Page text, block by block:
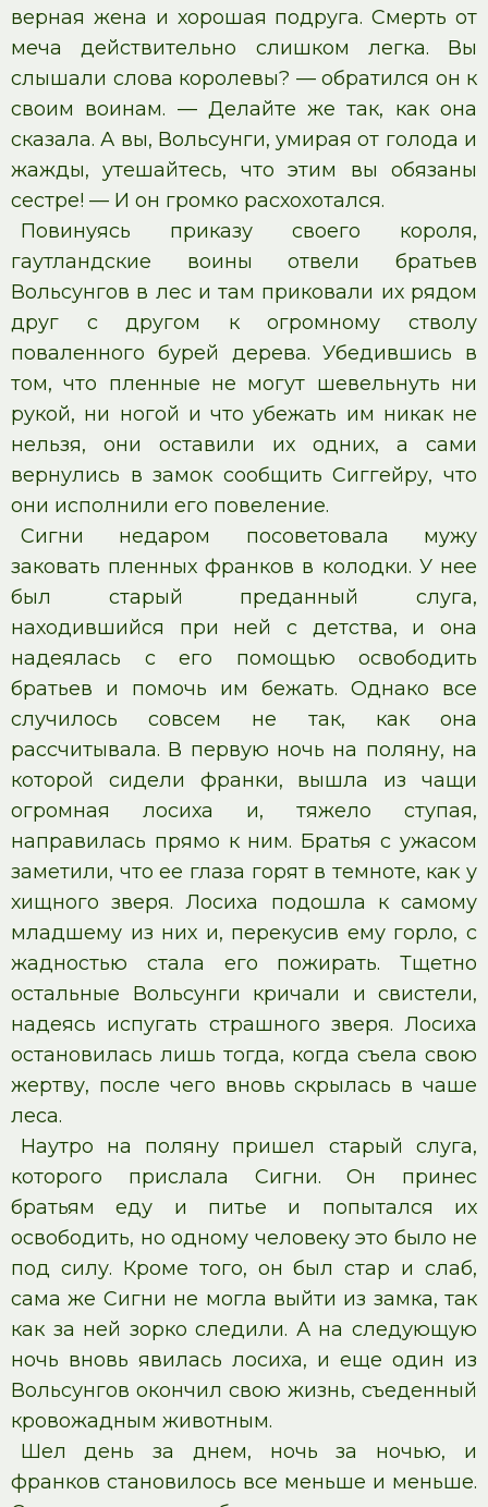
верная жена и хорошая подруга. Смерть от
меча действительно слишком легка. Вы
слышали слова королевы? — обратился он к
своим воинам. — Делайте же так, как она
сказала. А вы, Вольсунги, умирая от голода и
жажды, утешайтесь, что этим вы обязаны
сестре! — И он громко расхохотался.
Повинуясь приказу своего короля,
гаутландские воины отвели братьев
Вольсунгов в лес и там приковали их рядом
друг с другом к огромному стволу
поваленного бурей дерева. Убедившись в
том, что пленные не могут шевельнуть ни
рукой, ни ногой и что убежать им никак не
нельзя, они оставили их одних, а сами
вернулись в замок сообщить Сиггейру, что
они исполнили его повеление.
Сигни недаром посоветовала мужу
заковать пленных франков в колодки. У нее
был старый преданный слуга,
находившийся при ней с детства, и она
надеялась с его помощью освободить
братьев и помочь им бежать. Однако все
случилось совсем не так, как она
рассчитывала. В первую ночь на поляну, на
которой сидели франки, вышла из чащи
огромная лосиха и, тяжело ступая,
направилась прямо к ним. Братья с ужасом
заметили, что ее глаза горят в темноте, как у
хищного зверя. Лосиха подошла к самому
младшему из них и, перекусив ему горло, с
жадностью стала его пожирать. Тщетно
остальные Вольсунги кричали и свистели,
надеясь испугать страшного зверя. Лосиха
остановилась лишь тогда, когда съела свою
жертву, после чего вновь скрылась в чаше
леса.
Наутро на поляну пришел старый слуга,
которого прислала Сигни. Он принес
братьям еду и питье и попытался их
освободить, но одному человеку это было не
под силу. Кроме того, он был стар и слаб,
сама же Сигни не могла выйти из замка, так
как за ней зорко следили. А на следующую
ночь вновь явилась лосиха, и еще один из
Вольсунгов окончил свою жизнь, съеденный
кровожадным животным.
Шел день за днем, ночь за ночью, и
франков становилось все меньше и меньше.